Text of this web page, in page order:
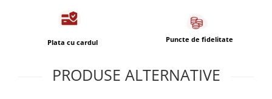
Plata cu cardul Puncte de fidelitate
PRODUSE ALTERNATIVE